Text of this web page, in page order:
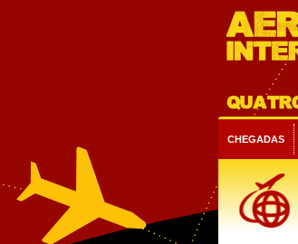
CHEGADAS